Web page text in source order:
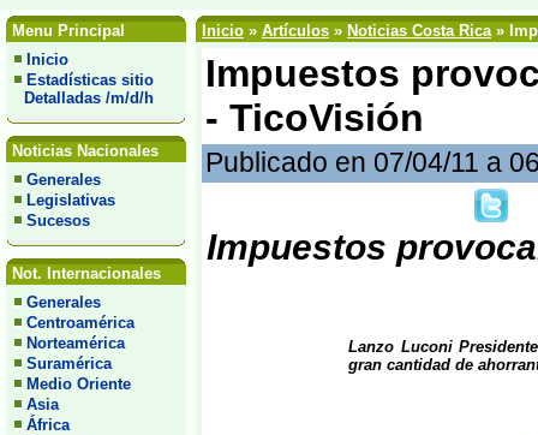
Menu Principal
Inicio
Estadísticas sitio
Detalladas /m/d/h
Noticias Nacionales
Generales
Legislativas
Sucesos
Not. Internacionales
Generales
Centroamérica
Norteamérica
Suramérica
Medio Oriente
Asia
África
Inicio » Artículos » Noticias Costa Rica»
Impuestos
- TicoVisión
Publicado en 07/04/11 a
Impuestos
Lanzo Luconi
gran cantidad de